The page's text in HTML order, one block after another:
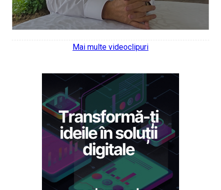
Mai multe videoclipuri